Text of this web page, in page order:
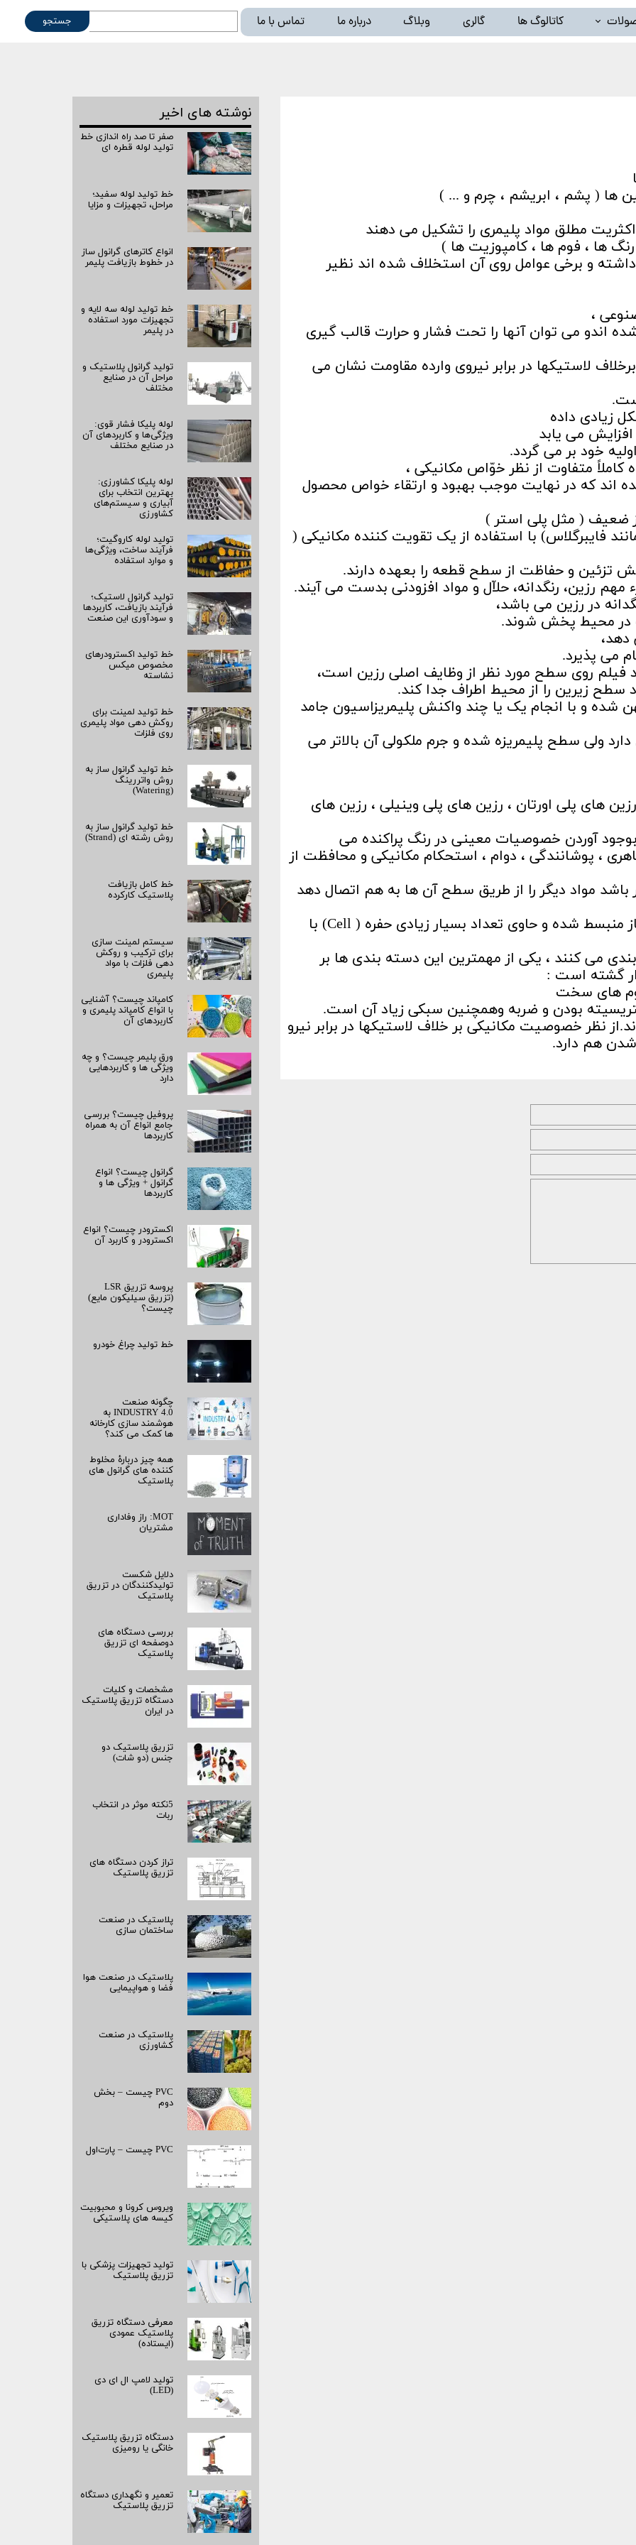
سایر محصولات ( توقف تولید )
کاتالوگ ها گالری وبلاگ درباره ما تماس با ما جستجو
ها ( پشم ، ابریشم ، چرم و ... )
مطلق مواد پلیمری را تشکیل می دهند
ها ، فوم ها ، کامپوزیت ها )
و برخی عوامل روی آن استخلاف شده اند نظیر
،
اندو می توان آنها را تحت فشار و حرارت قالب گیری
لاستیکها در برابر نیروی وارده مقاومت نشان می
ست.
زیادی داده
خود بر می گردد.
کاملاً متفاوت از نظر خوّاص مکانیکی ،
اند که در نهایت موجب بهبود و ارتقاء خواص محصول
ضعیف ( مثل پلی استر )
فایبرگلاس) با استفاده از یک تقویت کننده مکانیکی (
و حفاظت از سطح قطعه را بعهده دارند.
رزین، رنگدانه، حلاّل و مواد افزودنی بدست می آیند.
در رزین می باشد،
در محیط پخش شوند.
می پذیرد.
فیلم روی سطح مورد نظر از وظایف اصلی رزین است،
سطح زیرین را از محیط اطراف جدا کند.
و با انجام یک یا چند واکنش پلیمریزاسیون جامد
ولی سطح پلیمریزه شده و جرم ملکولی آن بالاتر می
های پلی اورتان ، رزین های پلی وینیلی ، رزین های
آوردن خصوصیات معینی در رنگ پراکنده می
، پوشانندگی ، دوام ، استحکام مکانیکی و محافظت از
باشد مواد دیگر را از طریق سطح آن ها به هم اتصال دهد
موادی جامد هستند که توسط یک گاز منبسط شده و حاوی تعداد بسیار زیادی حفره ( Cell) با
می کنند ، یکی از مهمترین این دسته بندی ها بر
گشته است :
های سخت
بودن و ضربه وهمچنین سبکی زیاد آن است.
نظر خصوصیت مکانیکی بر خلاف لاستیکها در برابر نیرو
هم دارد.
نوشته های اخیر
صفر تا صد راه‌ اندازی خط
تولید لوله قطره ای
خط تولید لوله سفید؛
مراحل، تجهیزات و مزایا
انواع کاترهای گرانول ساز
در خطوط بازیافت پلیمر
خط تولید لوله سه لایه و
تجهیزات مورد استفاده
در پلیمر
تولید گرانول پلاستیک و
مراحل آن در صنایع
مختلف
لوله پلیکا فشار قوی:
ویژگی‌ها و کاربردهای آن
در صنایع مختلف
لوله پلیکا کشاورزی:
بهترین انتخاب برای
آبیاری و سیستم‌های
کشاورزی
تولید لوله کاروگیت؛
فرآیند ساخت، ویژگی‌ها
و موارد استفاده
تولید گرانول لاستیک؛
فرآیند بازیافت، کاربردها
و سودآوری این صنعت
خط تولید اکسترودرهای
مخصوص میکس
نشاسته
خط تولید لمینت برای
روکش‌ دهی مواد پلیمری
روی فلزات
خط تولید گرانول ساز به
روش واتررینگ
(Watering)
خط تولید گرانول ساز به
روش رشته‌ ای (Strand)
خط کامل بازیافت
پلاستیک کارکرده
سیستم لمینت‌ سازی
برای ترکیب و روکش‌
دهی فلزات با مواد
پلیمری
کامپاند چیست؟ آشنایی
با انواع کامپاند پلیمری و
کاربردهای آن
ورق پلیمر چیست؟ و چه
ویژگی ها و کاربردهایی
دارد
پروفیل چیست؟ بررسی
جامع انواع آن به همراه
کاربردها
گرانول چیست؟ انواع
گرانول + ویژگی ها و
کاربردها
اکسترودر چیست؟ انواع
اکسترودر و کاربرد آن
پروسه تزریق LSR
(تزریق سیلیکون مایع)
چیست؟
خط تولید چراغ خودرو
چگونه صنعت
INDUSTRY 4.0 به
هوشمند سازی کارخانه
ها کمک می کند؟
همه چیز دربارۀ مخلوط
کننده های گرانول های
پلاستیک
MOT: راز وفاداری
مشتریان
دلایل شکست
تولیدکنندگان در تزریق
پلاستیک
بررسی دستگاه های
دوصفحه ای تزریق
پلاستیک
مشخصات و کلیات
دستگاه تزریق پلاستیک
در ایران
تزریق پلاستیک دو
جنس (دو شات)
5نکته موثر در انتخاب
ربات
تراز کردن دستگاه های
تزریق پلاستیک
پلاستیک در صنعت
ساختمان سازی
پلاستیک در صنعت هوا
فضا و هواپیمایی
پلاستیک در صنعت
کشاورزی
PVC چیست – بخش
دوم
PVC چیست – پارت‌اول
ویروس کرونا و محبوبیت
کیسه­ های پلاستیکی
تولید تجهیزات پزشکی با
تزریق پلاستیک
معرفی دستگاه تزریق
پلاستیک عمودی
(ایستاده)
تولید لامپ ال ای دی
(LED)
دستگاه تزریق پلاستیک
خانگی یا رومیزی
تعمیر و نگهداری دستگاه
تزریق پلاستیک